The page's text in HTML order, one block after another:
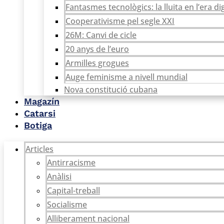
Fantasmes tecnològics: la lluita en l’era
Cooperativisme pel segle XXI
26M: Canvi de cicle
20 anys de l’euro
Armilles grogues
Auge feminisme a nivell mundial
Nova constitució cubana
Magazín
Catarsi
Botiga
Articles
Antirracisme
Anàlisi
Capital-treball
Socialisme
Alliberament nacional